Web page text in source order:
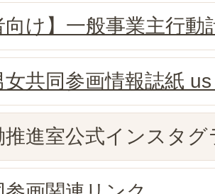
向け】一般事業主行
女共同参画情報誌紙
推進室公式インスタグ